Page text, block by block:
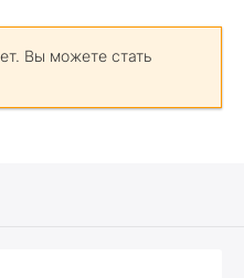
Вы можете стать